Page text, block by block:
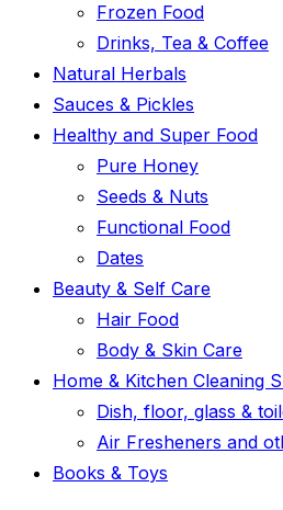
Frozen Food
Drinks, Tea & Coffee
Natural Herbals
Sauces & Pickles
Healthy and Super Food
Pure Honey
Seeds & Nuts
Functional Food
Dates
Beauty & Self Care
Hair Food
Body & Skin Care
Home & Kitchen Cleaning
Dish, floor, glass &
Air Fresheners and
Books & Toys